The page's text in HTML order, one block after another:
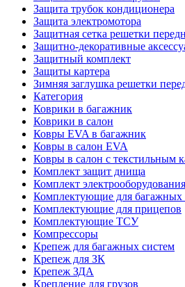
Защита трубок кондиционера
Защита электромотора
Защитная сетка решетки
Защитно-декоративные
Защитный комплект
Защиты картера
Зимняя заглушка решетки
Категория
Коврики в багажник
Коврики в салон
Ковры EVA в багажник
Ковры в салон EVA
Ковры в салон с текстильным
Комплект защит днища
Комплект
Комплектующие для багажных
Комплектующие для прицепов
Комплектующие ТСУ
Компрессоры
Крепеж для багажных систем
Крепеж для ЗК
Крепеж ЗДА
Крепление для грузов